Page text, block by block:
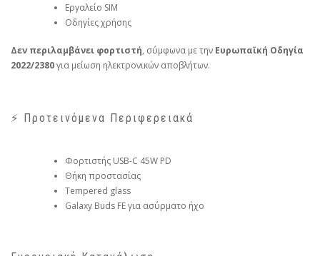
Εργαλείο SIM
Οδηγίες χρήσης
Δεν περιλαμβάνει φορτιστή, σύμφωνα με την Ευρωπαϊκή Οδηγία
2022/2380για μείωση ηλεκτρονικών αποβλήτων.
⚡ Προτεινόμενα Περιφερειακά
Φορτιστής USB-C 45W PD
Θήκη προστασίας
Tempered glass
Galaxy Buds FE για ασύρματο ήχο